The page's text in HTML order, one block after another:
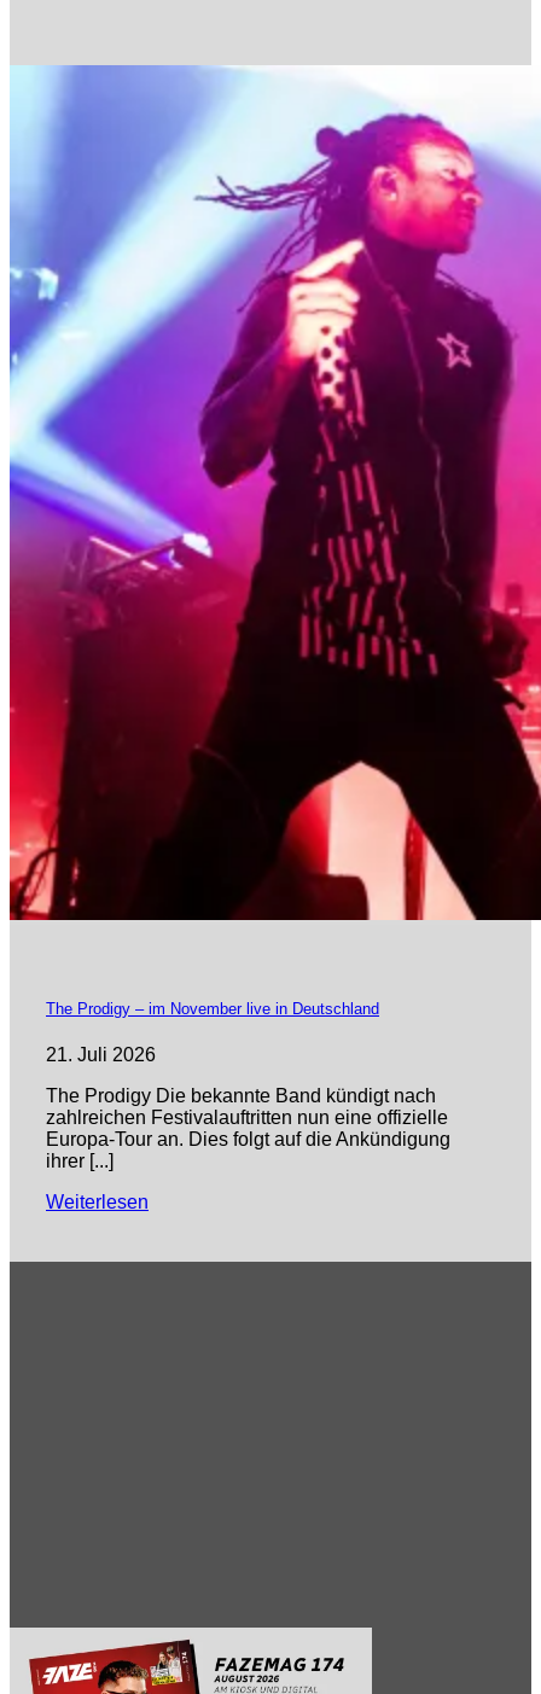
The Prodigy – im November live in Deutschland
21. Juli 2026
The Prodigy Die bekannte Band kündigt nach
zahlreichen Festivalauftritten nun eine offizielle
Europa-Tour an. Dies folgt auf die Ankündigung
ihrer [...]
Weiterlesen